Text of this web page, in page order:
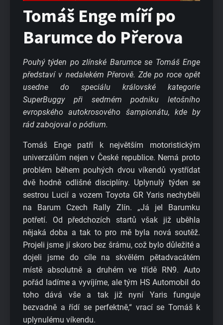
Tomáš Enge míří po
Barumce do Přerova
Pouhý týden po zlínské Barumce se Tomáš Enge
představí v nedalekém Přerově. Zde po roce opět
usedne do speciálu královské kategorie
SuperBuggy při sedmém podniku letošního
evropského autokrosového šampionátu, kde by
rád zabojoval o pódium.
Tomáš Enge patří k největším motoristickým
univerzálům nejen v České republice. Nemá proto
problém během pouhých dvou víkendů vystřídat
dvě hodně odlišné disciplíny. Uplynulý týden se
sestrou Lucií a vozem Toyota GR Yaris nechyběli
na Barum Czech Rally Zlín. „Já jel Barumku
potřetí. Od předchozích startů však již uběhla
nějaká doba a tak to pro mě byla nová soutěž.
Projeli jsme jí skoro bez šrámu, což bylo důležité a
dojeli jsme do cíle na skvělém pětadvacátém
místě absolutně a druhém ve třídě RN9. Auto
pořád ladíme a vyvíjíme, ale tým HS Automobil do
toho dává vše a tak již nyní Yaris funguje
bezvadně a řídí se perfektně,“ vrací se Tomáš k
uplynulému víkendu.